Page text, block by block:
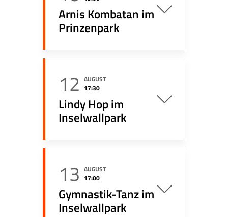
Arnis Kombatan im
Prinzenpark
12 AUGUST
17:30
Lindy Hop im
Inselwallpark
13 AUGUST
17:00
Gymnastik-Tanz im
Inselwallpark